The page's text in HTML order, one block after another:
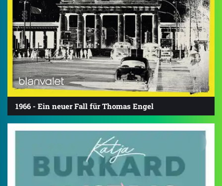
1966 - Ein neuer Fall für Thomas Engel